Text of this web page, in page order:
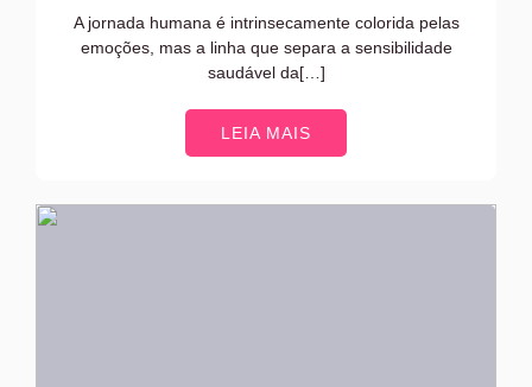
A jornada humana é intrinsecamente colorida pelas
emoções, mas a linha que separa a sensibilidade
saudável da[…]
LEIA MAIS